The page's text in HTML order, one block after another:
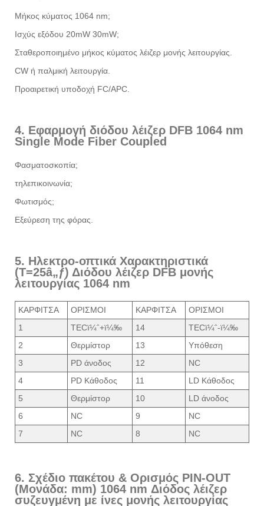
Μήκος κύματος 1064 nm;
Ισχύς εξόδου 20mW 30mW;
Σταθεροποιημένο μήκος κύματος λέιζερ μονής λειτουργίας.
CW ή παλμική λειτουργία.
Προαιρετική υποδοχή FC/APC.
4. Εφαρμογή διόδου λέιζερ DFB 1064 nm
Single Mode Fiber Coupled
Φασματοσκοπία;
τηλεπικοινωνία;
Φωτισμός;
Εξεύρεση της φόρας.
5. Ηλεκτρο-οπτικά Χαρακτηριστικά
(T=25â„ƒ) Διόδου λέιζερ DFB μονής
λειτουργίας 1064 nm
ΚΑΡΦΙΤΣΑ ΟΡΙΣΜΟΙ ΚΑΡΦΙΤΣΑ
ΟΡΙΣΜΟΙ
1
TECï¼ˆ+ï¼‰ 14
TECï¼ˆ-ï¼‰
2
Θερμίστορ 13
Υπόθεση
3
PD άνοδος 12
NC
4
PD Κάθοδος 11
LD Κάθοδος
5
Θερμίστορ 10
LD άνοδος
6
NC 9
NC
7
NC 8 NC
6. Σχέδιο πακέτου & Ορισμός PIN-OUT
(Μονάδα: mm) 1064 nm Διόδος λέιζερ
συζευγμένη με ίνες μονής λειτουργίας